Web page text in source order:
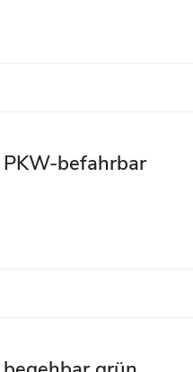
befahrbar